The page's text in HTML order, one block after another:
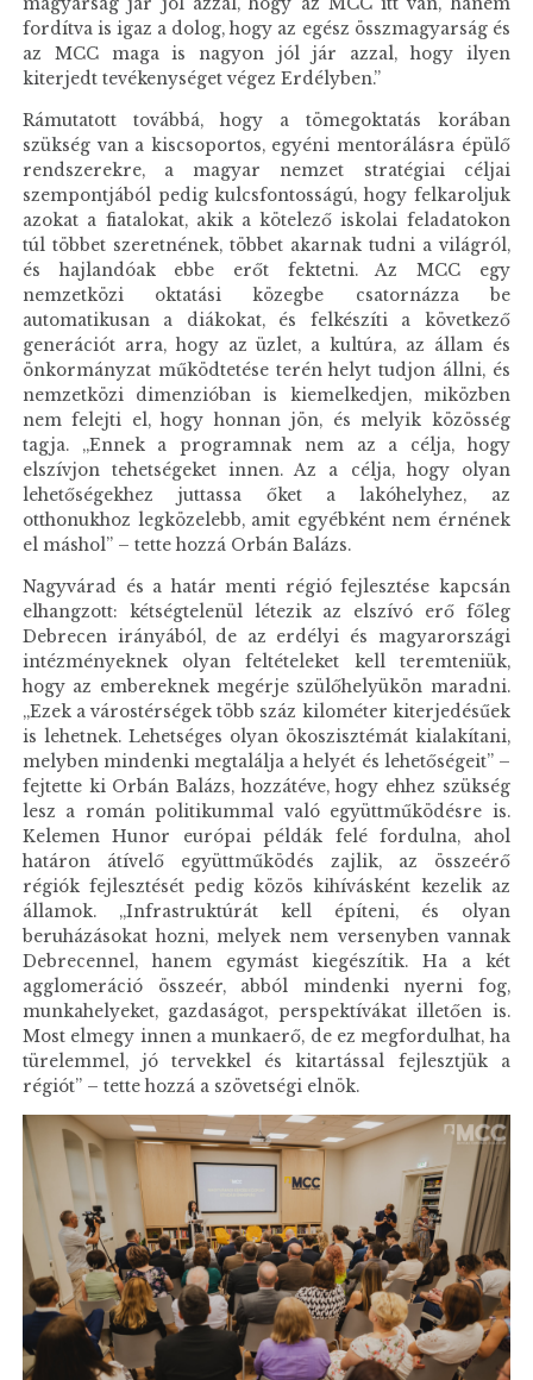
magyarság jár jól azzal, hogy az MCC itt van, hanem
fordítva is igaz a dolog, hogy az egész összmagyarság és
az MCC maga is nagyon jól jár azzal, hogy ilyen
kiterjedt tevékenységet végez Erdélyben.”
Rámutatott továbbá, hogy a tömegoktatás korában
szükség van a kiscsoportos, egyéni mentorálásra épülő
rendszerekre, a magyar nemzet stratégiai céljai
szempontjából pedig kulcsfontosságú, hogy felkaroljuk
azokat a fiatalokat, akik a kötelező iskolai feladatokon
túl többet szeretnének, többet akarnak tudni a világról,
és hajlandóak ebbe erőt fektetni. Az MCC egy
nemzetközi oktatási közegbe csatornázza be
automatikusan a diákokat, és felkészíti a következő
generációt arra, hogy az üzlet, a kultúra, az állam és
önkormányzat működtetése terén helyt tudjon állni, és
nemzetközi dimenzióban is kiemelkedjen, miközben
nem felejti el, hogy honnan jön, és melyik közösség
tagja. „Ennek a programnak nem az a célja, hogy
elszívjon tehetségeket innen. Az a célja, hogy olyan
lehetőségekhez juttassa őket a lakóhelyhez, az
otthonukhoz legközelebb, amit egyébként nem érnének
el máshol” – tette hozzá Orbán Balázs.
Nagyvárad és a határ menti régió fejlesztése kapcsán
elhangzott: kétségtelenül létezik az elszívó erő főleg
Debrecen irányából, de az erdélyi és magyarországi
intézményeknek olyan feltételeket kell teremteniük,
hogy az embereknek megérje szülőhelyükön maradni.
„Ezek a várostérségek több száz kilométer kiterjedésűek
is lehetnek. Lehetséges olyan ökoszisztémát kialakítani,
melyben mindenki megtalálja a helyét és lehetőségeit” –
fejtette ki Orbán Balázs, hozzátéve, hogy ehhez szükség
lesz a román politikummal való együttműködésre is.
Kelemen Hunor európai példák felé fordulna, ahol
határon átívelő együttműködés zajlik, az összeérő
régiók fejlesztését pedig közös kihívásként kezelik az
államok. „Infrastruktúrát kell építeni, és olyan
beruházásokat hozni, melyek nem versenyben vannak
Debrecennel, hanem egymást kiegészítik. Ha a két
agglomeráció összeér, abból mindenki nyerni fog,
munkahelyeket, gazdaságot, perspektívákat illetően is.
Most elmegy innen a munkaerő, de ez megfordulhat, ha
türelemmel, jó tervekkel és kitartással fejlesztjük a
régiót” – tette hozzá a szövetségi elnök.